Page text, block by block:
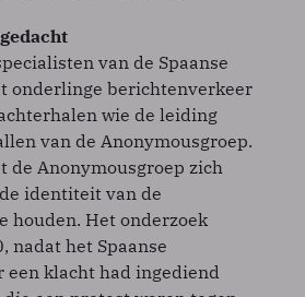
van de Spaanse
onderlinge berichtenverkeer
wie de leiding
van de Anonymousgroep.
de Anonymousgroep zich
identiteit van de
houden. Het onderzoek
nadat het Spaanse
klacht had ingediend